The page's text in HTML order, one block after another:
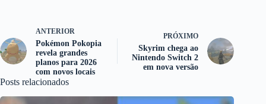
ANTERIOR
Pokémon Pokopia
revela grandes
planos para 2026
com novos locais
PRÓXIMO
Skyrim chega ao
Nintendo Switch 2
em nova versão
Posts relacionados